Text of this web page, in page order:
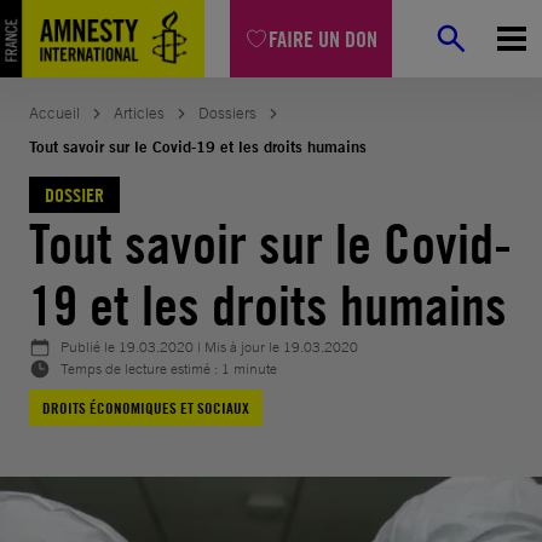
FAIRE UN DON
Aller
au
contenu
Accueil Articles
Dossiers
Tout savoir sur le Covid-19 et les droits humains
DOSSIER
Tout savoir sur le Covid-
19 et les droits humains
Publié le 19.03.2020 | Mis à jour le 19.03.2020
Temps de lecture estimé : 1 minute
DROITS ÉCONOMIQUES ET SOCIAUX